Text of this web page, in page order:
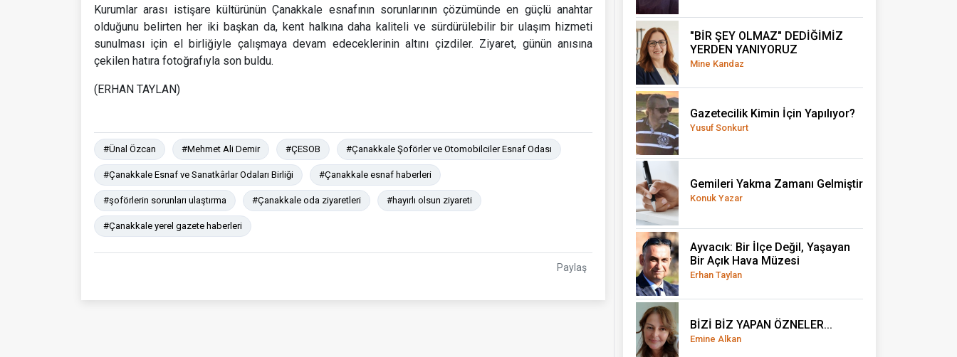
Kurumlar arası istişare kültürünün Çanakkale esnafının sorunlarının çözümünde en güçlü anahtar
olduğunu belirten her iki başkan da, kent halkına daha kaliteli ve sürdürülebilir bir ulaşım hizmeti
sunulması için el birliğiyle çalışmaya devam edeceklerinin altını çizdiler. Ziyaret, günün anısına
çekilen hatıra fotoğrafıyla son buldu.
(ERHAN TAYLAN)
#Ünal Özcan #Mehmet Ali Demir #ÇESOB #Çanakkale Şoförler ve Otomobilciler Esnaf Odası
#Çanakkale Esnaf ve Sanatkârlar Odaları Birliği #Çanakkale esnaf haberleri
#şoförlerin sorunları ulaştırma #Çanakkale oda ziyaretleri #hayırlı olsun ziyareti
#Çanakkale yerel gazete haberleri
Paylaş
"BİR ŞEY OLMAZ" DEDİĞİMİZ
YERDEN YANIYORUZ
Mine Kandaz
Gazetecilik Kimin İçin Yapılıyor?
Yusuf Sonkurt
Gemileri Yakma Zamanı Gelmiştir
Konuk Yazar
Ayvacık: Bir İlçe Değil, Yaşayan
Bir Açık Hava Müzesi
Erhan Taylan
BİZİ BİZ YAPAN ÖZNELER...
Emine Alkan